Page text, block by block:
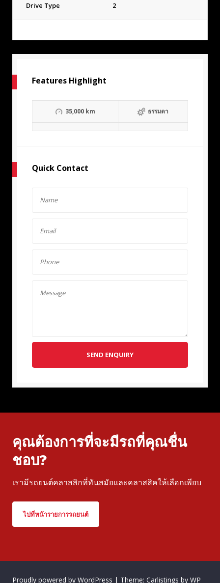
Drive Type 2
Features Highlight
35,000 km ธรรมดา
Quick Contact
SEND ENQUIRY
คุณต้องการที่จะมีรถที่คุณชื่น
ชอบ?
เรามีรถยนต์คลาสสิกที่ทันสมัยและคลาสสิคให้เลือกเพียบ
ไปที่หน้ารายการรถยนต์
Proudly powered by WordPress | Theme: Carlistings by WP